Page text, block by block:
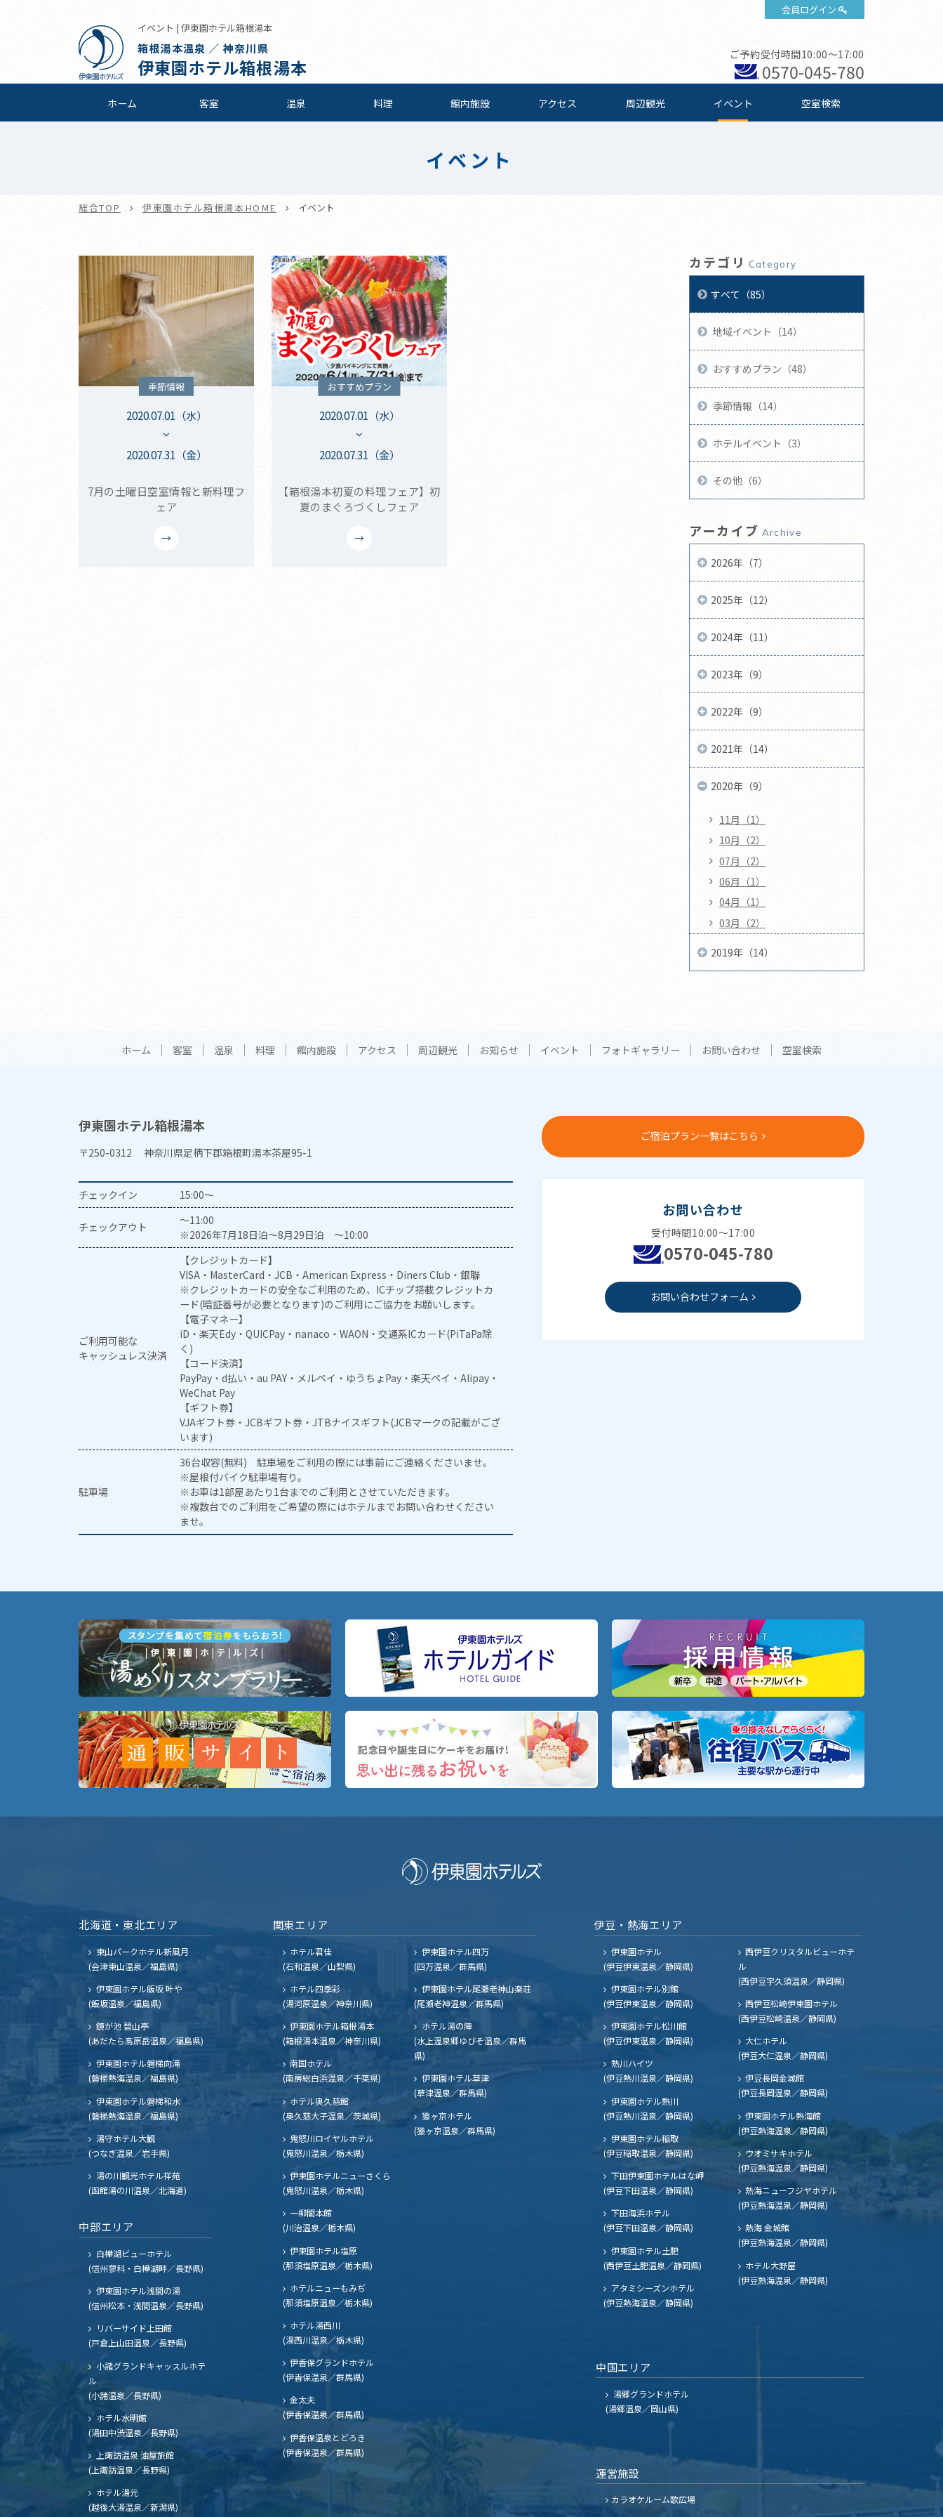
会員ログイン
イベント | 伊東園ホテル箱根湯本
箱根湯本温泉 ／ 神奈川県
伊東園ホテル箱根湯本
ご予約受付時間10:00～17:00
0570-045-780
ホーム 客室 温泉 料理 館内施設 アクセス 周辺観光 イベント 空室検索
イベント
総合TOP 伊東園ホテル箱根湯本HOME イベント
季節情報
2020.07.01（水）
2020.07.31（金）
7月の土曜日空室情報と新料理フ
ェア
おすすめプラン
2020.07.01（水）
2020.07.31（金）
【箱根湯本初夏の料理フェア】初
夏のまぐろづくしフェア
カテゴリ Category
すべて（85）
地域イベント（14）
おすすめプラン（48）
季節情報（14）
ホテルイベント（3）
その他（6）
アーカイブ Archive
2026年（7）
2025年（12）
2024年（11）
2023年（9）
2022年（9）
2021年（14）
2020年（9）
11月（1）
10月（2）
07月（2）
06月（1）
04月（1）
03月（2）
2019年（14）
ホーム 客室 温泉 料理 館内施設 アクセス 周辺観光 お知らせ イベント フォトギャラリー お問い合わせ 空室検索
伊東園ホテル箱根湯本
〒250-0312 神奈川県足柄下郡箱根町湯本茶屋95-1
チェックイン 15:00～
チェックアウト
～11:00
※2026年7月18日泊～8月29日泊 ～10:00
ご利用可能な
キャッシュレス決済
【クレジットカード】
VISA・MasterCard・JCB・American Express・Diners Club・銀聯
※クレジットカードの安全なご利用のため、ICチップ搭載クレジットカ
ード(暗証番号が必要となります)のご利用にご協力をお願いします。
【電子マネー】
iD・楽天Edy・QUICPay・nanaco・WAON・交通系ICカード(PiTaPa除
く)
【コード決済】
PayPay・d払い・au PAY・メルペイ・ゆうちょPay・楽天ペイ・Alipay・
WeChat Pay
【ギフト券】
VJAギフト券・JCBギフト券・JTBナイスギフト(JCBマークの記載がござ
います)
駐車場
36台収容(無料) 駐車場をご利用の際には事前にご連絡くださいませ。
※屋根付バイク駐車場有り。
※お車は1部屋あたり1台までのご利用とさせていただきます。
※複数台でのご利用をご希望の際にはホテルまでお問い合わせください
ませ。
ご宿泊プラン一覧はこちら
お問い合わせ
受付時間10:00～17:00
0570-045-780
お問い合わせフォーム
北海道・東北エリア
東山パークホテル新風月
(会津東山温泉／福島県)
伊東園ホテル飯坂 叶や
(飯坂温泉／福島県)
鏡が池 碧山亭
(あだたら高原岳温泉／福島県)
伊東園ホテル磐梯向滝
(磐梯熱海温泉／福島県)
伊東園ホテル磐梯和水
(磐梯熱海温泉／福島県)
湯守ホテル大観
(つなぎ温泉／岩手県)
湯の川観光ホテル祥苑
(函館湯の川温泉／北海道)
中部エリア
白樺湖ビューホテル
(信州蓼科・白樺湖畔／長野県)
伊東園ホテル浅間の湯
(信州松本・浅間温泉／長野県)
リバーサイド上田館
(戸倉上山田温泉／長野県)
小諸グランドキャッスルホテ
ル
(小諸温泉／長野県)
ホテル水明館
(湯田中渋温泉／長野県)
上諏訪温泉 油屋旅館
(上諏訪温泉／長野県)
ホテル湯元
(越後大湯温泉／新潟県)
関東エリア
ホテル君佳
(石和温泉／山梨県)
ホテル四季彩
(湯河原温泉／神奈川県)
伊東園ホテル箱根湯本
(箱根湯本温泉／神奈川県)
南国ホテル
(南房総白浜温泉／千葉県)
ホテル奥久慈館
(奥久慈大子温泉／茨城県)
鬼怒川ロイヤルホテル
(鬼怒川温泉／栃木県)
伊東園ホテルニューさくら
(鬼怒川温泉／栃木県)
一柳閣本館
(川治温泉／栃木県)
伊東園ホテル塩原
(那須塩原温泉／栃木県)
ホテルニューもみぢ
(那須塩原温泉／栃木県)
ホテル湯西川
(湯西川温泉／栃木県)
伊香保グランドホテル
(伊香保温泉／群馬県)
金太夫
(伊香保温泉／群馬県)
伊香保温泉とどろき
(伊香保温泉／群馬県)
伊東園ホテル四万
(四万温泉／群馬県)
伊東園ホテル尾瀬老神山楽荘
(尾瀬老神温泉／群馬県)
ホテル湯の陣
(水上温泉郷ゆびそ温泉／群馬
県)
伊東園ホテル草津
(草津温泉／群馬県)
猿ヶ京ホテル
(猿ヶ京温泉／群馬県)
伊豆・熱海エリア
伊東園ホテル
(伊豆伊東温泉／静岡県)
伊東園ホテル別館
(伊豆伊東温泉／静岡県)
伊東園ホテル松川館
(伊豆伊東温泉／静岡県)
熱川ハイツ
(伊豆熱川温泉／静岡県)
伊東園ホテル熱川
(伊豆熱川温泉／静岡県)
伊東園ホテル稲取
(伊豆稲取温泉／静岡県)
下田伊東園ホテルはな岬
(伊豆下田温泉／静岡県)
下田海浜ホテル
(伊豆下田温泉／静岡県)
伊東園ホテル土肥
(西伊豆土肥温泉／静岡県)
西伊豆クリスタルビューホテ
ル
(西伊豆宇久須温泉／静岡県)
西伊豆松崎伊東園ホテル
(西伊豆松崎温泉／静岡県)
大仁ホテル
(伊豆大仁温泉／静岡県)
伊豆長岡金城館
(伊豆長岡温泉／静岡県)
伊東園ホテル熱海館
(伊豆熱海温泉／静岡県)
ウオミサキホテル
(伊豆熱海温泉／静岡県)
熱海ニューフジヤホテル
(伊豆熱海温泉／静岡県)
熱海 金城館
(伊豆熱海温泉／静岡県)
ホテル大野屋
(伊豆熱海温泉／静岡県)
アタミシーズンホテル
(伊豆熱海温泉／静岡県)
中国エリア
湯郷グランドホテル
(湯郷温泉／岡山県)
運営施設
カラオケルーム歌広場